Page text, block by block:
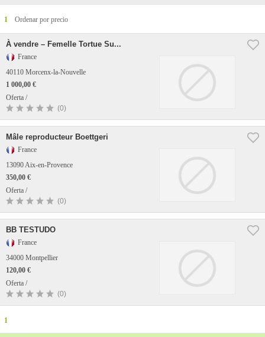
1 Ordenar por precio
À vendre – Femelle Tortue Su...
France
40110 Morcenx-la-Nouvelle
1 000,00 €
Oferta /
(0)
Mâle reproducteur Boettgeri
France
13090 Aix-en-Provence
350,00 €
Oferta /
(0)
BB TESTUDO
France
34000 Montpellier
120,00 €
Oferta /
(0)
1